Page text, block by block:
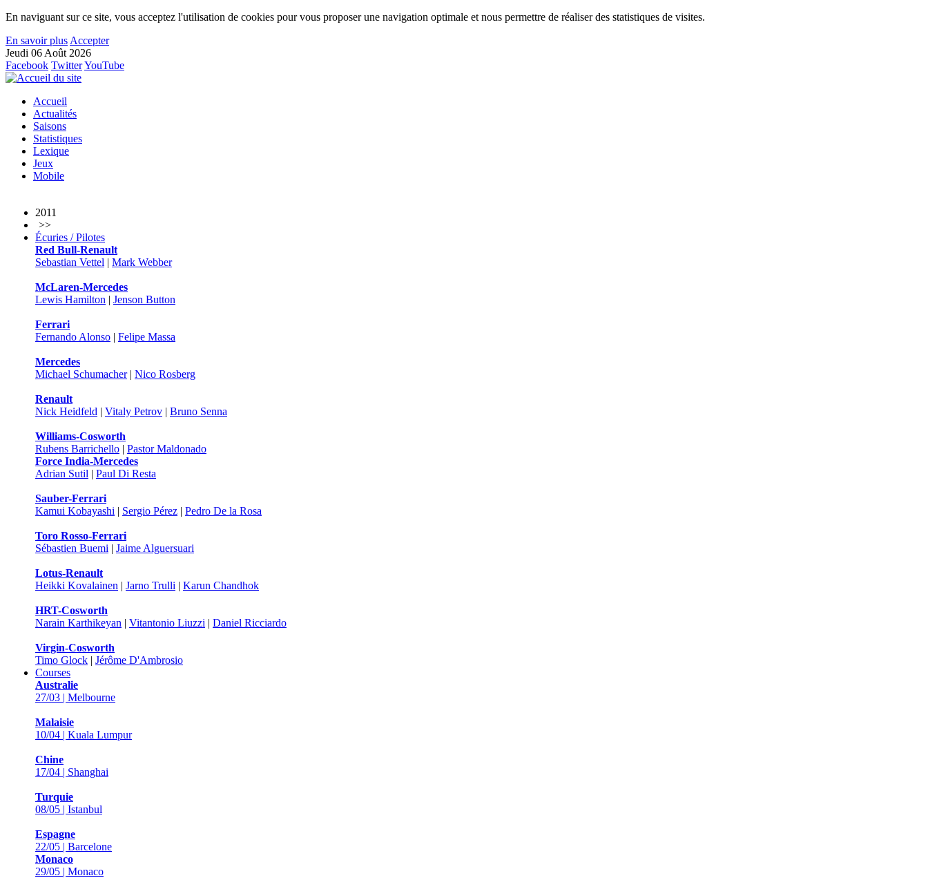
En naviguant sur ce site, vous acceptez l'utilisation de cookies pour vous proposer une navigation optimale et nous permettre de réaliser des statistiques de visites.
En savoir plus Accepter
Jeudi 06 Août 2026
Facebook TwitterYouTube
Accueil
Actualités
Saisons
Statistiques
Lexique
Jeux
Mobile
2011
>>
Écuries / Pilotes
Red Bull-Renault
Sebastian Vettel | Mark Webber
McLaren-Mercedes
Lewis Hamilton | Jenson Button
Ferrari
Fernando Alonso | Felipe Massa
Mercedes
Michael Schumacher| Nico Rosberg
Renault
Nick Heidfeld | Vitaly Petrov | Bruno Senna
Williams-Cosworth
Rubens Barrichello | Pastor Maldonado
Force India-Mercedes
Adrian Sutil | Paul Di Resta
Sauber-Ferrari
Kamui Kobayashi | Sergio Pérez | Pedro De la Rosa
Toro Rosso-Ferrari
Sébastien Buemi | Jaime Alguersuari
Lotus-Renault
Heikki Kovalainen | Jarno Trulli | Karun Chandhok
HRT-Cosworth
Narain Karthikeyan | Vitantonio Liuzzi | Daniel Ricciardo
Virgin-Cosworth
Timo Glock | Jérôme D'Ambrosio
Courses
Australie
27/03 | Melbourne
Malaisie
10/04 | Kuala Lumpur
Chine
17/04 | Shanghai
Turquie
08/05 | Istanbul
Espagne
22/05 | Barcelone
Monaco
29/05 | Monaco